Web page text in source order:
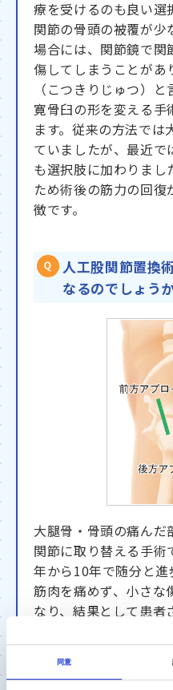
同意
療を受けるのも良い選
関節の骨頭の被覆が少
場合には、関節鏡で関
傷してしまうことがあ
（こつきりじゅつ）
寛骨臼の形を変える手
ます。従来の方法で
ていましたが、最近
も選択肢に加わりま
ため術後の筋力の回
徴です。
人工股関節置換
なるのでしょう
大腿骨・骨頭の痛んだ
関節に取り替える手術
年から10年で随分と
筋肉を痛めず、小さな
なり、結果として患者
なっています。人工
て、より長持ちするよ
は、「65歳を過ぎな